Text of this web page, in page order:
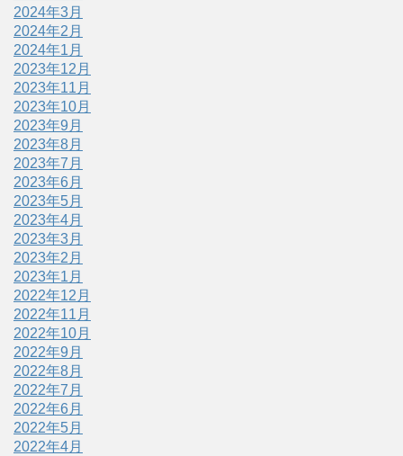
2024年3月
2024年2月
2024年1月
2023年12月
2023年11月
2023年10月
2023年9月
2023年8月
2023年7月
2023年6月
2023年5月
2023年4月
2023年3月
2023年2月
2023年1月
2022年12月
2022年11月
2022年10月
2022年9月
2022年8月
2022年7月
2022年6月
2022年5月
2022年4月